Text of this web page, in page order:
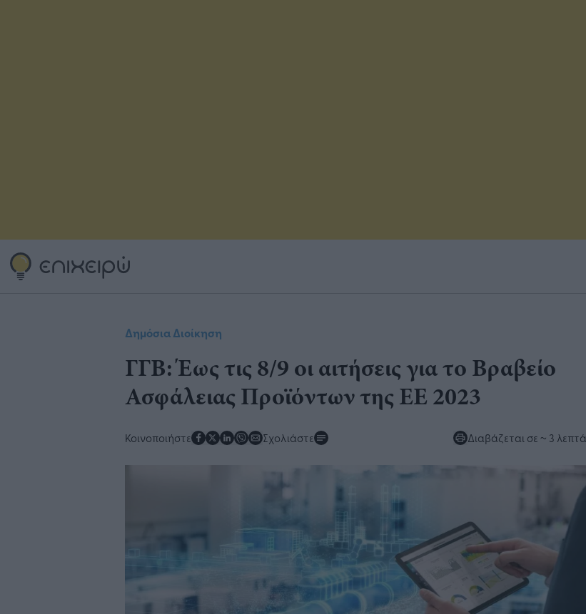
Δημόσια Διοίκηση
ΓΓΒ: Έως τις 8/9 οι αιτήσεις για το Βραβείο
Ασφάλειας Προϊόντων της ΕΕ 2023
Κοινοποιήστε Σχολιάστε Διαβάζεται σε ~ 3 λεπτά